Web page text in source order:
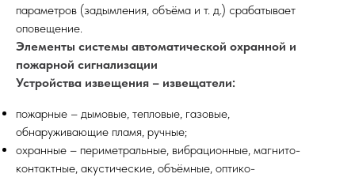
параметров (задымления, объёма и т. д.) срабатывает
оповещение.
Элементы системы автоматической охранной и
пожарной сигнализации
Устройства извещения – извещатели:
пожарные – дымовые, тепловые, газовые,
обнаруживающие пламя, ручные;
охранные – периметральные, вибрационные, магнито-
контактные, акустические, объёмные, оптико-